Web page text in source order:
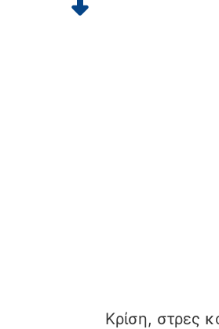
Κρίση, στρες